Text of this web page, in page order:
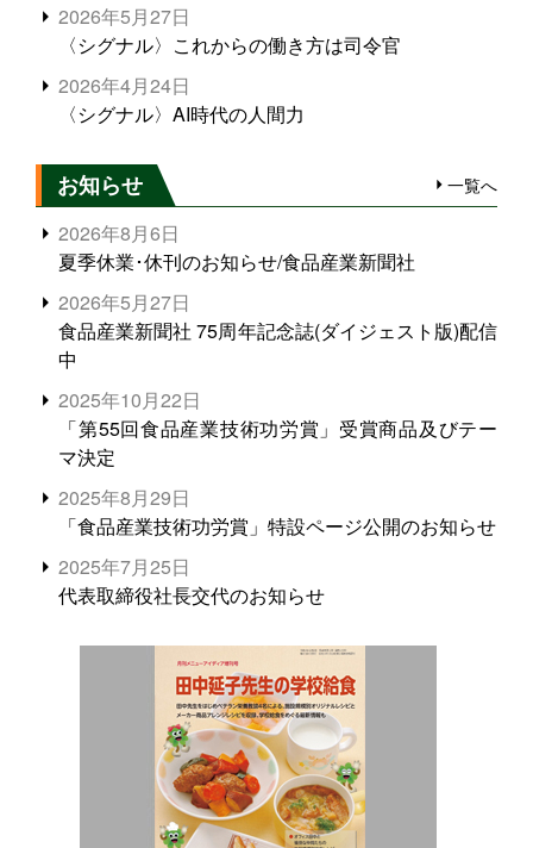
2026年5月27日
〈シグナル〉これからの働き方は司令官
2026年4月24日
〈シグナル〉AI時代の人間力
お知らせ 一覧へ
2026年8月6日
夏季休業･休刊のお知らせ/食品産業新聞社
2026年5月27日
食品産業新聞社 75周年記念誌(ダイジェスト版)配信
中
2025年10月22日
「第55回食品産業技術功労賞」受賞商品及びテー
マ決定
2025年8月29日
「食品産業技術功労賞」特設ページ公開のお知らせ
2025年7月25日
代表取締役社長交代のお知らせ